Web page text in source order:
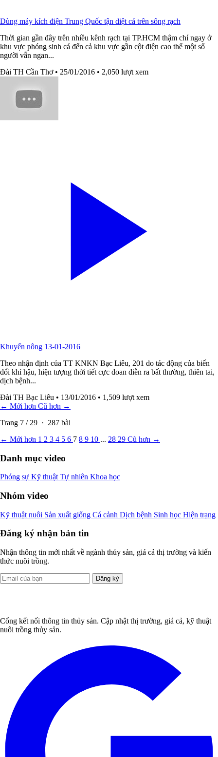
Dùng máy kích điện Trung Quốc tận diệt cá trên sông rạch
Thời gian gần đây trên nhiều kênh rạch tại TP.HCM thậm chí ngay ở
khu vực phóng sinh cá đến cả khu vực gần cột điện cao thế một số
người vẫn ngan...
Đài TH Cần Thơ • 25/01/2016 • 2,050 lượt xem
Khuyến nông 13-01-2016
Theo nhận định của TT KNKN Bạc Liêu, 201 do tác động của biến
đổi khí hậu, hiện tượng thời tiết cực đoan diễn ra bất thường, thiên tai,
dịch bệnh...
Đài TH Bạc Liêu • 13/01/2016 • 1,509 lượt xem
← Mới hơn Cũ hơn →
Trang 7 / 29 · 287 bài
← Mới hơn 1 2 3 4 5 6 7 8 9 10 ... 28 29 Cũ hơn →
Danh mục video
Phóng sự Kỹ thuật Tự nhiên Khoa học
Nhóm video
Kỹ thuật nuôi Sản xuất giống Cá cảnh Dịch bệnh Sinh học Hiện trạng
Đăng ký nhận bản tin
Nhận thông tin mới nhất về ngành thủy sản, giá cả thị trường và kiến
thức nuôi trồng.
Đăng ký
Cổng kết nối thông tin thủy sản. Cập nhật thị trường, giá cả, kỹ thuật
nuôi trồng thủy sản.